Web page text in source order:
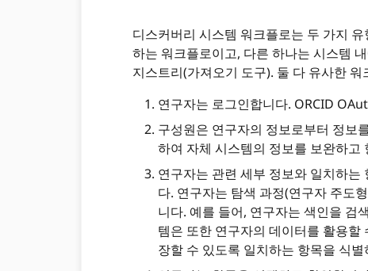
디스커버리 시스템 워크플로는 두 가지
하는 워크플로이고, 다른 하나는 시스템
지스트리(가져오기 도구). 둘 다 유사한 워
연구자는 로그인합니다. ORCID
구성원은 연구자의 정보로부터 정보
하여 자체 시스템의 정보를 보완하고
연구자는 관련 세부 정보와 일치하
다. 연구자는 탐색 과정(연구자 주도
니다. 예를 들어, 연구자는 색인을 검
템은 또한 연구자의 데이터를 활용할
장할 수 있도록 일치하는 항목을 식